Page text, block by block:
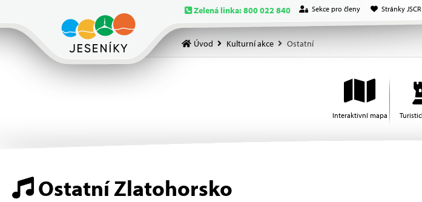
Zelená linka: 800 022 840 Sekce pro členy Stránky JSCR
Úvod Kulturní akce Ostatní
Interaktivní mapa
Ostatní Zlatohorsko